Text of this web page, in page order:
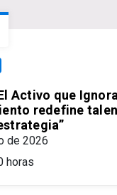
Activo que
redefine
de 2026
horas